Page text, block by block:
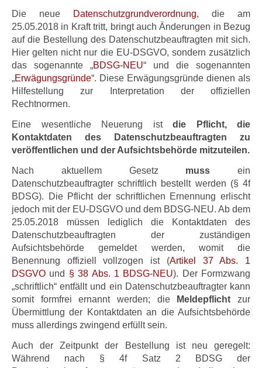
Die neue Datenschutzgrundverordnung, die am
25.05.2018 in Kraft tritt, bringt auch Änderungen in Bezug
auf die Bestellung des Datenschutzbeauftragten mit sich.
Hier gelten nicht nur die EU-DSGVO, sondern zusätzlich
das sogenannte „BDSG-NEU“ und die sogenannten
„Erwägungsgründe“. Diese Erwägungsgründe dienen als
Hilfestellung zur Interpretation der offiziellen
Rechtnormen.
Eine wesentliche Neuerung ist die Pflicht, die
Kontaktdaten des Datenschutzbeauftragten zu
veröffentlichen und der Aufsichtsbehörde mitzuteilen.
Nach aktuellem Gesetz muss ein
Datenschutzbeauftragter schriftlich bestellt werden (§ 4f
BDSG). Die Pflicht der schriftlichen Ernennung erlischt
jedoch mit der EU-DSGVO und dem BDSG-NEU. Ab dem
25.05.2018 müssen lediglich die Kontaktdaten des
Datenschutzbeauftragten der zuständigen
Aufsichtsbehörde gemeldet werden, womit die
Benennung offiziell vollzogen ist (Artikel 37 Abs. 1
DSGVO und § 38 Abs. 1 BDSG-NEU). Der Formzwang
„schriftlich“ entfällt und ein Datenschutzbeauftragter kann
somit formfrei ernannt werden; die
Meldepflicht zur
Übermittlung der Kontaktdaten an die Aufsichtsbehörde
muss allerdings zwingend erfüllt sein.
Auch der Zeitpunkt der Bestellung ist neu geregelt:
Während nach § 4f Satz 2 BDSG der